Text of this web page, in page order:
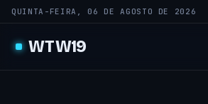
QUINTA-FEIRA, 06 DE AGOSTO DE 2026
WTW19